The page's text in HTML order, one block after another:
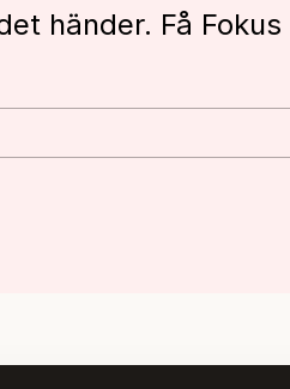
händer. Få Fokus